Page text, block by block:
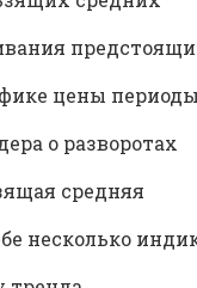
цены
о разворотах
средняя
несколько